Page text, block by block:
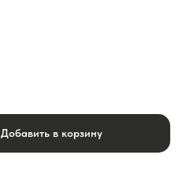
Добавить в корзину